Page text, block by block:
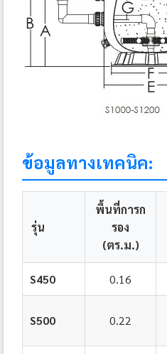
ข้อมูลทางเทคนิค:
รุ่น
พื้นที่การก
รอง
(ตร.ม.)
S450 0.16
S500 0.22